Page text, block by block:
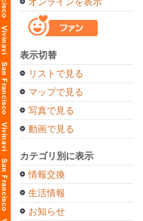
表示切替
リストで見る
マップで見る
写真で見る
動画で見る
カテゴリ別に表示
情報交換
生活情報
お知らせ